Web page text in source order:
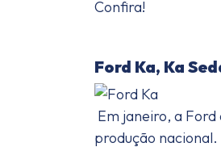
Confira!
Ford Ka, Ka
Em janeiro, a Ford
produção